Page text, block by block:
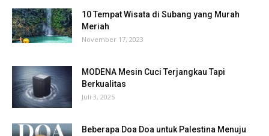
10 Tempat Wisata di Subang yang Murah
Meriah
November 17, 2023
MODENA Mesin Cuci Terjangkau Tapi
Berkualitas
Juli 3, 2025
Beberapa Doa Doa untuk Palestina Menuju